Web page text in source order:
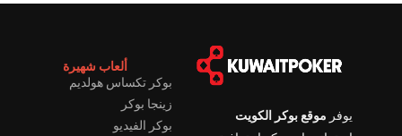
يوفر موقع بوكر الكويت
ألعاب شهيرة
بوكر تكساس هولديم
زينجا بوكر
بوكر الفيديو